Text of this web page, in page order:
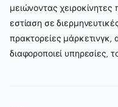
μειώνοντας χειροκίνητες
εστίαση σε
πρακτορείες μάρκετινγκ,
διαφοροποιεί υπηρεσίες,